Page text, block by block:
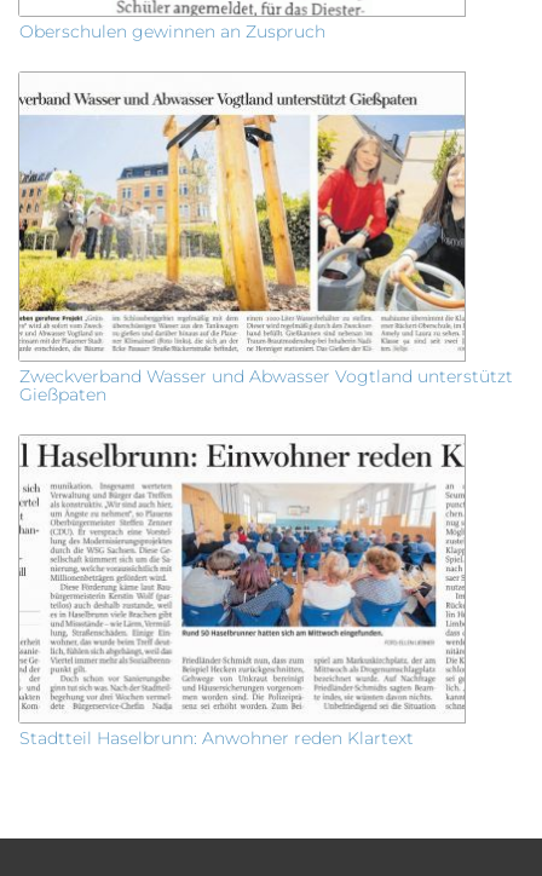
Oberschulen gewinnen an Zuspruch
Zweckverband Wasser und Abwasser Vogtland unterstützt
Gießpaten
Stadtteil Haselbrunn: Anwohner reden Klartext